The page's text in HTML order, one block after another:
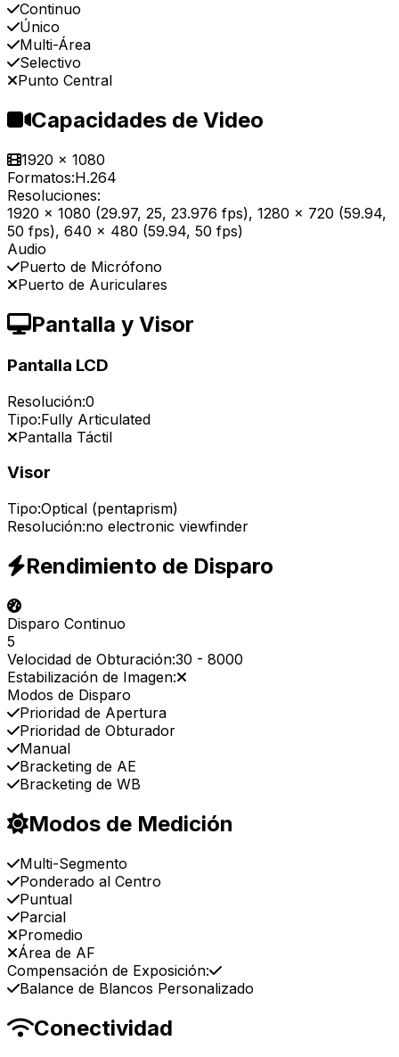
Continuo
Único
Multi-Área
Selectivo
Punto Central
Capacidades de Video
1920 x 1080
Formatos:H.264
Resoluciones:
1920 x 1080 (29.97, 25, 23.976 fps), 1280 x 720 (59.94,
50 fps), 640 x 480 (59.94, 50 fps)
Audio
Puerto de Micrófono
Puerto de Auriculares
Pantalla y Visor
Pantalla LCD
Resolución:0
Tipo:Fully Articulated
Pantalla Táctil
Visor
Tipo:Optical (pentaprism)
Resolución:no electronic viewfinder
Rendimiento de Disparo
Disparo Continuo
5
Velocidad de Obturación:30 - 8000
Estabilización de Imagen:
Modos de Disparo
Prioridad de Apertura
Prioridad de Obturador
Manual
Bracketing de AE
Bracketing de WB
Modos de Medición
Multi-Segmento
Ponderado al Centro
Puntual
Parcial
Promedio
Área de AF
Compensación de Exposición:
Balance de Blancos Personalizado
Conectividad